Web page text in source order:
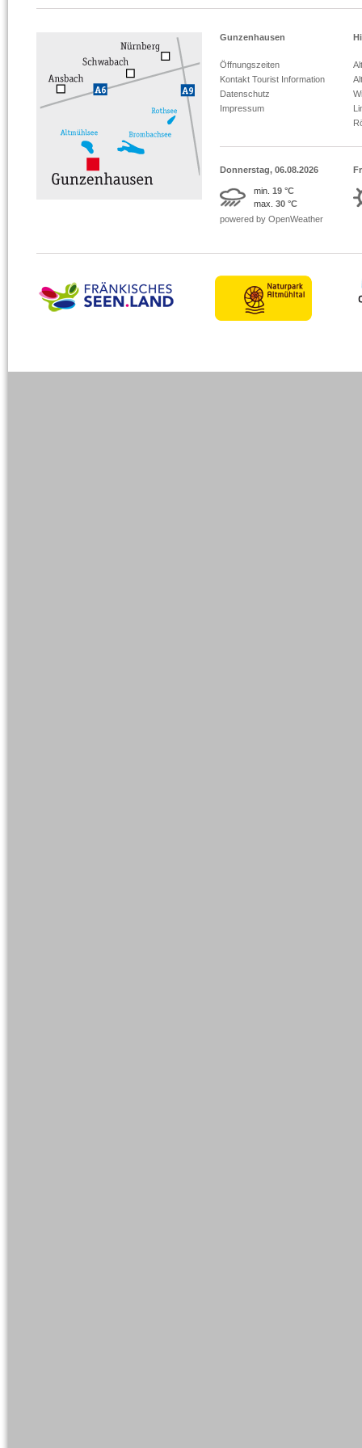
Gunzenhausen
Öffnungszeiten
Kontakt Tourist Information
Datenschutz
Impressum
Donnerstag, 06.08.2026
min. 19 °C
max. 30 °C
powered by OpenWeather